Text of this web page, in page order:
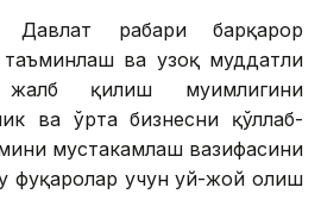
раҳбари барқарор
ва узоқ муддатли
жалб қилиш муҳимлигини
ва ўрта бизнесни қўллаб-
мустаҳкамлаш вазифасини
фуқаролар учун уй-жой олиш